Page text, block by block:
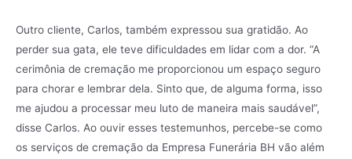
Outro cliente, Carlos, também expressou sua gratidão. Ao
perder sua gata, ele teve dificuldades em lidar com a dor. “A
cerimônia de cremação me proporcionou um espaço seguro
para chorar e lembrar dela. Sinto que, de alguma forma, isso
me ajudou a processar meu luto de maneira mais saudável”,
disse Carlos. Ao ouvir esses testemunhos, percebe-se como
os serviços de cremação da Empresa Funerária BH vão além